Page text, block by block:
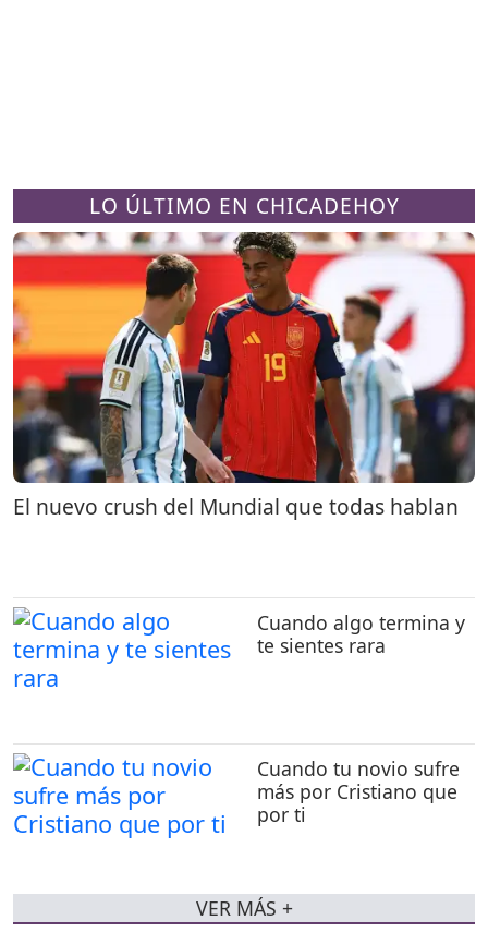
LO ÚLTIMO EN CHICADEHOY
El nuevo crush del Mundial que todas hablan
Cuando algo termina y
te sientes rara
Cuando tu novio sufre
más por Cristiano que
por ti
VER MÁS +